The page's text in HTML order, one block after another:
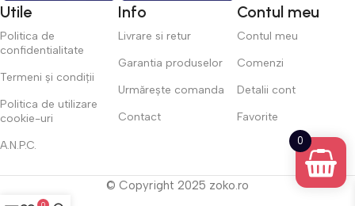
Utile
Politica de
confidentialitate
Termeni și condiții
Politica de utilizare
cookie-uri
A.N.P.C.
Info
Livrare si retur
Garantia produselor
Urmărește comanda
Contact
Contul meu
Contul meu
Comenzi
Detalii cont
Favorite
© Copyright 2025 zoko.ro
0